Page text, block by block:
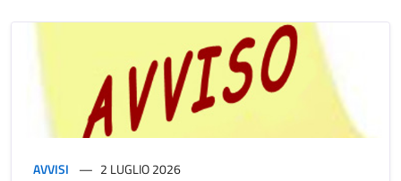
AVVISI 2 LUGLIO 2026